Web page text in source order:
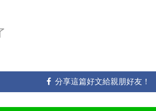
分享這篇好文給親朋好友！